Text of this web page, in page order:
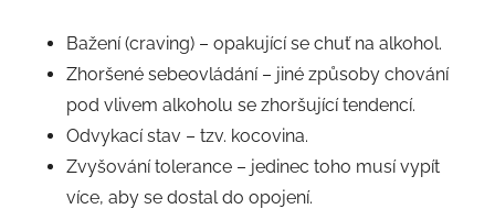
Bažení (craving) – opakující se chuť na alkohol.
Zhoršené sebeovládání – jiné způsoby chování
pod vlivem alkoholu se zhoršující tendencí.
Odvykací stav – tzv. kocovina.
Zvyšování tolerance – jedinec toho musí vypít
více, aby se dostal do opojení.